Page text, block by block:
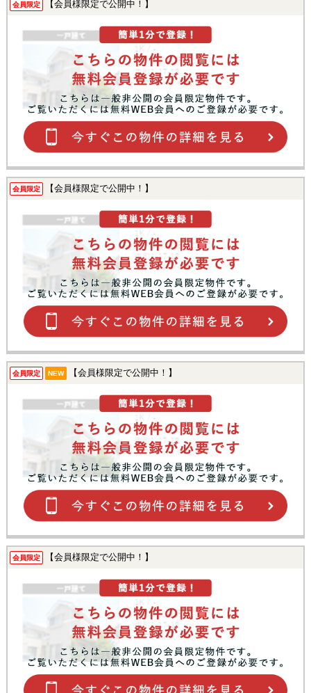
会員限定 【会員様限定で公開中！】
会員限定 【会員様限定で公開中！】
会員限定 NEW 【会員様限定で公開中！】
会員限定 【会員様限定で公開中！】